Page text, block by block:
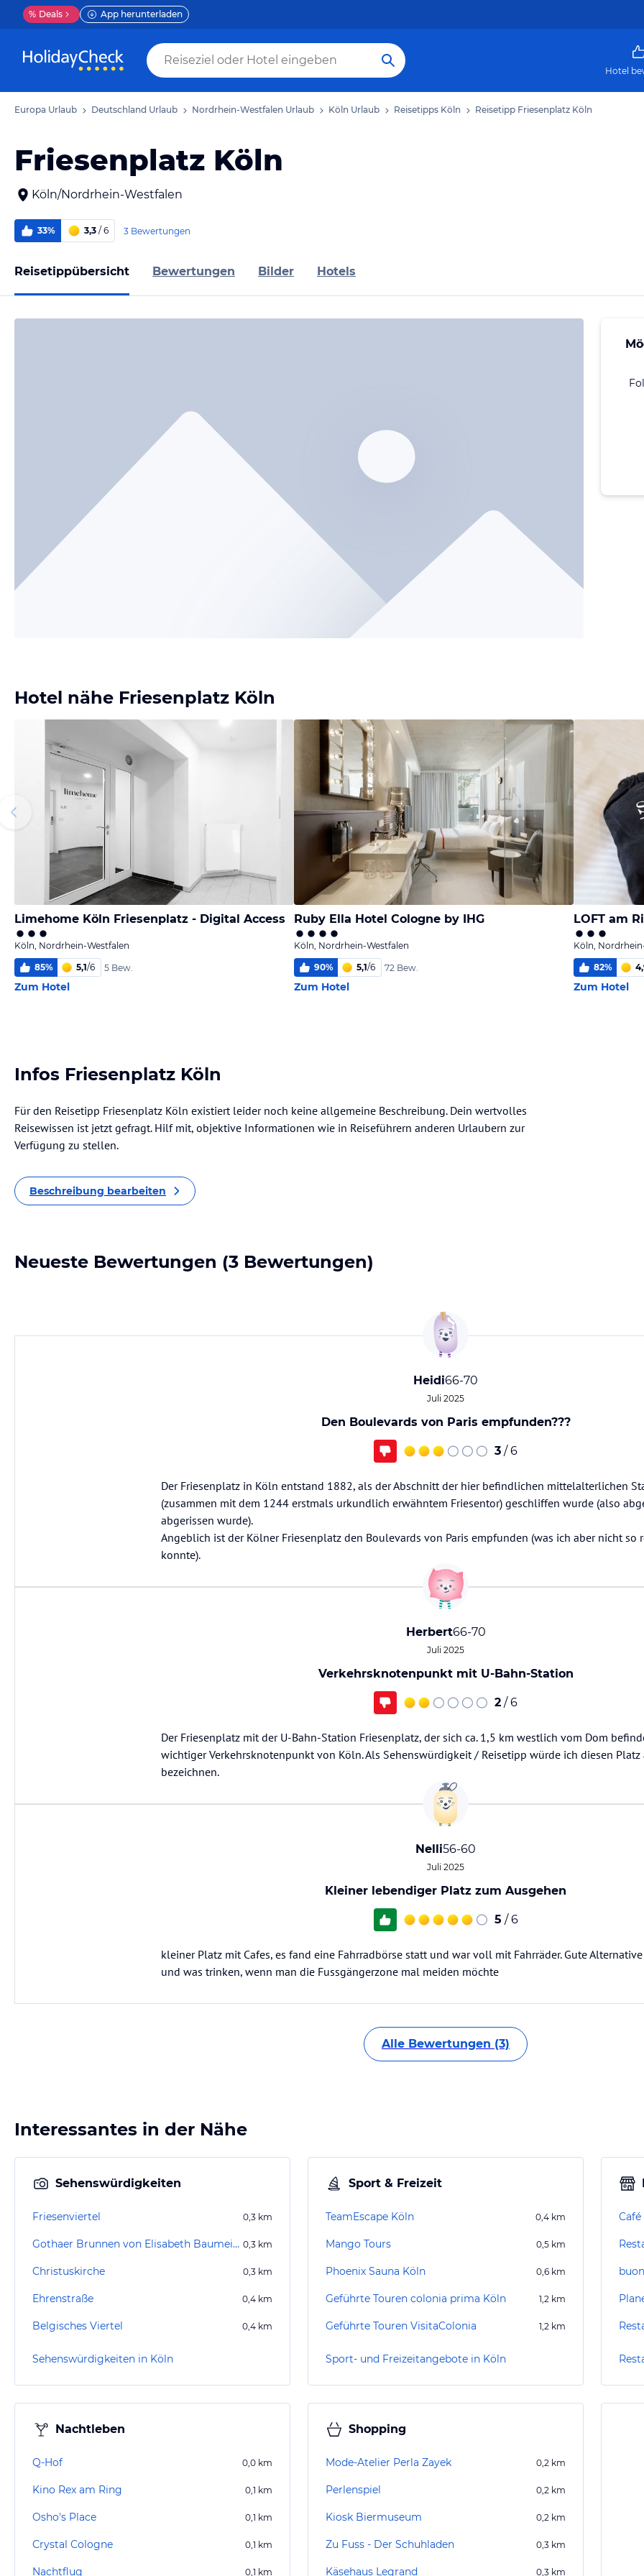
% Deals App herunterladen
Hotel
Europa Urlaub Deutschland Urlaub Nordrhein-Westfalen Urlaub Köln Urlaub Reisetipps Köln Reisetipp Friesenplatz Köln
Friesenplatz Köln
Köln/Nordrhein-Westfalen
33% 3,3 / 6 3 Bewertungen
Reisetippübersicht Bewertungen Bilder Hotels
Hotel nähe Friesenplatz Köln
Limehome Köln Friesenplatz - Digital Access
Köln, Nordrhein-Westfalen
85% 5,1/6 5 Bew.
Zum Hotel
Ruby Ella Hotel Cologne by IHG
Köln, Nordrhein-Westfalen
90% 5,1/6 72 Bew.
Zum Hotel
LOFT am
Köln,
82%
Zum Hotel
Infos Friesenplatz Köln
Für den Reisetipp Friesenplatz Köln existiert leider noch keine allgemeine Beschreibung. Dein wertvolles
Reisewissen ist jetzt gefragt. Hilf mit, objektive Informationen wie in Reiseführern anderen Urlaubern zur
Verfügung zu stellen.
Beschreibung bearbeiten
Neueste Bewertungen (3 Bewertungen)
Heidi66-70
Juli 2025
Den Boulevards von Paris empfunden???
3 / 6
Der Friesenplatz in Köln entstand 1882, als der Abschnitt der hier befindlichen mittelalterlichen
(zusammen mit dem 1244 erstmals urkundlich erwähntem Friesentor) geschliffen wurde (also
abgerissen wurde).
Angeblich ist der Kölner Friesenplatz den Boulevards von Paris empfunden (was ich aber nicht so
konnte).
Herbert66-70
Juli 2025
Verkehrsknotenpunkt mit U-Bahn-Station
2 / 6
Der Friesenplatz mit der U-Bahn-Station Friesenplatz, der sich ca. 1,5 km westlich vom Dom
wichtiger Verkehrsknotenpunkt von Köln. Als Sehenswürdigkeit / Reisetipp würde ich diesen Platz
bezeichnen.
Nelli56-60
Juli 2025
Kleiner lebendiger Platz zum Ausgehen
5 / 6
kleiner Platz mit Cafes, es fand eine Fahrradbörse statt und war voll mit Fahrräder. Gute
und was trinken, wenn man die Fussgängerzone mal meiden möchte
Alle Bewertungen (3)
Interessantes in der Nähe
Sehenswürdigkeiten
Friesenviertel 0,3 km
Gothaer Brunnen von Elisabeth Baumeister-Bühler 0,3 km
Christuskirche 0,3 km
Ehrenstraße 0,4 km
Belgisches Viertel 0,4 km
Sehenswürdigkeiten in Köln
Sport & Freizeit
TeamEscape Köln 0,4 km
Mango Tours 0,5 km
Phoenix Sauna Köln 0,6 km
Geführte Touren colonia prima Köln 1,2 km
Geführte Touren VisitaColonia 1,2 km
Sport- und Freizeitangebote in Köln
Nachtleben
Q-Hof 0,0 km
Kino Rex am Ring 0,1 km
Osho's Place 0,1 km
Crystal Cologne 0,1 km
Nachtflug 0,1 km
Shopping
Mode-Atelier Perla Zayek 0,2 km
Perlenspiel 0,2 km
Kiosk Biermuseum 0,2 km
Zu Fuss - Der Schuhladen 0,3 km
Käsehaus Legrand 0,3 km